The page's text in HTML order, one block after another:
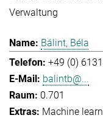
Verwaltung
Bálint, Béla
+49 (0)
balintb@...
0.701
Machine